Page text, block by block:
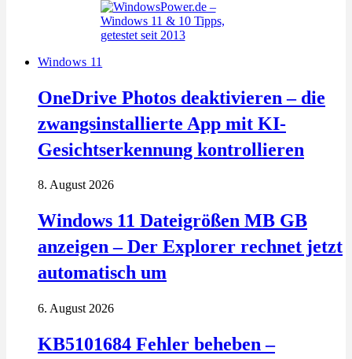
Windows 11
OneDrive Photos deaktivieren – die
zwangsinstallierte App mit KI-
Gesichtserkennung kontrollieren
8. August 2026
Windows 11 Dateigrößen MB GB
anzeigen – Der Explorer rechnet jetzt
automatisch um
6. August 2026
KB5101684 Fehler beheben –